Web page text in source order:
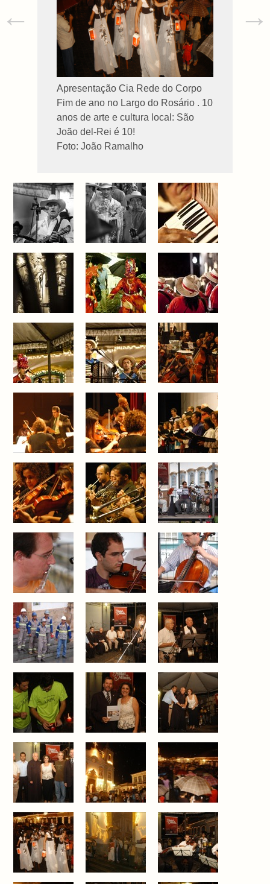
Apresentação Cia Rede do Corpo
Fim de ano no Largo do Rosário . 10
anos de arte e cultura local: São
João del-Rei é 10!
Foto: João Ramalho
← →